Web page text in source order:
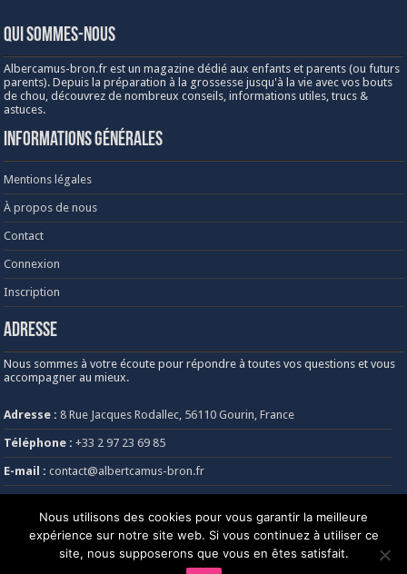
Qui sommes-nous
Albercamus-bron.fr est un magazine dédié aux enfants et parents (ou futurs
parents). Depuis la préparation à la grossesse jusqu'à la vie avec vos bouts
de chou, découvrez de nombreux conseils, informations utiles, trucs &
astuces.
Informations générales
Mentions légales
À propos de nous
Contact
Connexion
Inscription
Adresse
Nous sommes à votre écoute pour répondre à toutes vos questions et vous
accompagner au mieux.
Adresse : 8 Rue Jacques Rodallec, 56110 Gourin, France
Téléphone : +33 2 97 23 69 85
E-mail : contact@albertcamus-bron.fr
Heures d’ouverture :Lundi au vendredi, de 8h30 à 18h30
Nous utilisons des cookies pour vous garantir la meilleure
expérience sur notre site web. Si vous continuez à utiliser ce
site, nous supposerons que vous en êtes satisfait.